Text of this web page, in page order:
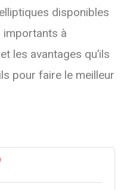
disponibles
importants à
les avantages qu’ils
pour faire le meilleur